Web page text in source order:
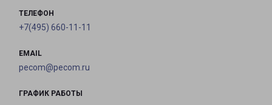
ТЕЛЕФОН
+7(495) 660-11-11
EMAIL
pecom@pecom.ru
ГРАФИК РАБОТЫ